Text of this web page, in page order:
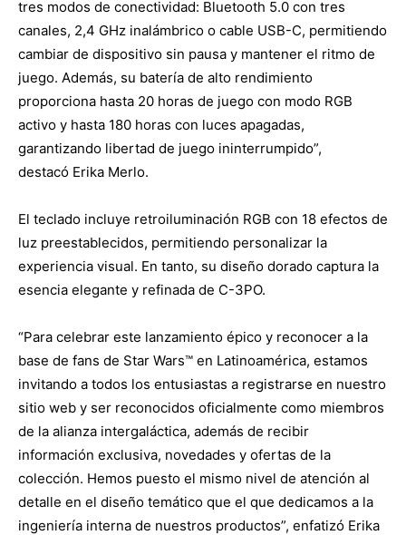
tres modos de conectividad: Bluetooth 5.0 con tres
canales, 2,4 GHz inalámbrico o cable USB-C, permitiendo
cambiar de dispositivo sin pausa y mantener el ritmo de
juego. Además, su batería de alto rendimiento
proporciona hasta 20 horas de juego con modo RGB
activo y hasta 180 horas con luces apagadas,
garantizando libertad de juego ininterrumpido”,
destacó Erika Merlo.
El teclado incluye retroiluminación RGB con 18 efectos de
luz preestablecidos, permitiendo personalizar la
experiencia visual. En tanto, su diseño dorado captura la
esencia elegante y refinada de C-3PO.
“Para celebrar este lanzamiento épico y reconocer a la
base de fans de Star Wars™ en Latinoamérica, estamos
invitando a todos los entusiastas a registrarse en nuestro
sitio web y ser reconocidos oficialmente como miembros
de la alianza intergaláctica, además de recibir
información exclusiva, novedades y ofertas de la
colección. Hemos puesto el mismo nivel de atención al
detalle en el diseño temático que el que dedicamos a la
ingeniería interna de nuestros productos”, enfatizó Erika